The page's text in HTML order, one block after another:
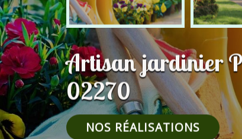
Artisan jardinier
02270
NOS RÉALISATIONS